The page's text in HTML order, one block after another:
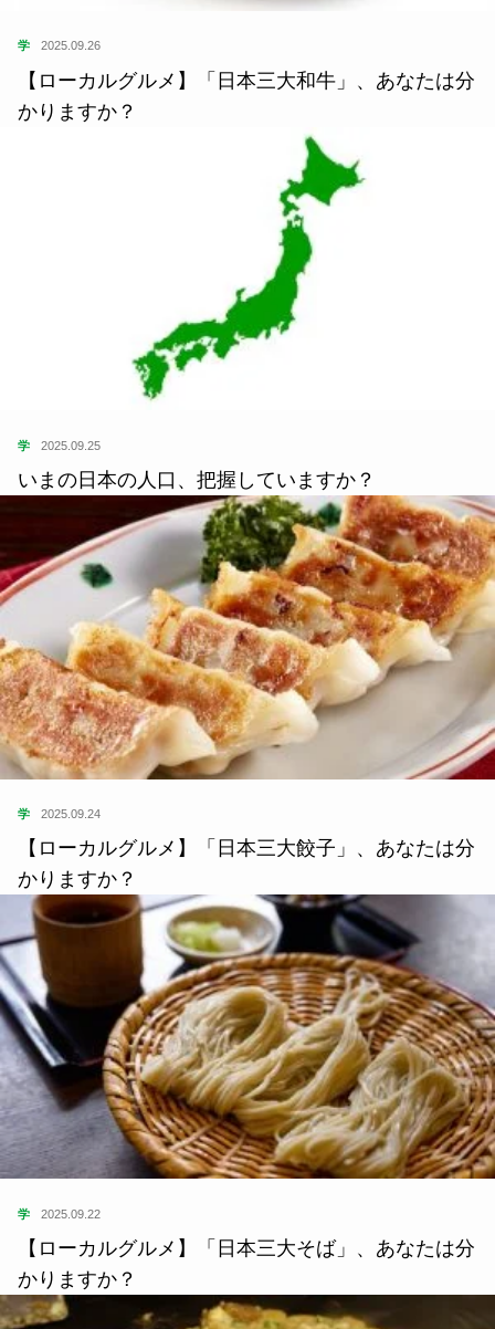
学 2025.09.26
【ローカルグルメ】「日本三大和牛」、あなたは分
かりますか？
学 2025.09.25
いまの日本の人口、把握していますか？
学 2025.09.24
【ローカルグルメ】「日本三大餃子」、あなたは分
かりますか？
学 2025.09.22
【ローカルグルメ】「日本三大そば」、あなたは分
かりますか？